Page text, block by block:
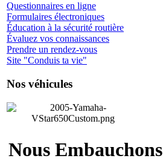
Questionnaires en ligne
Formulaires électroniques
Éducation à la sécurité routière
Évaluez vos connaissances
Prendre un rendez-vous
Site "Conduis ta vie"
Nos véhicules
Nous Embauchons